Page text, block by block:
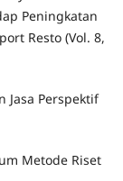
Peningkatan
Resto (Vol. 8,
Jasa Perspektif
Metode Riset